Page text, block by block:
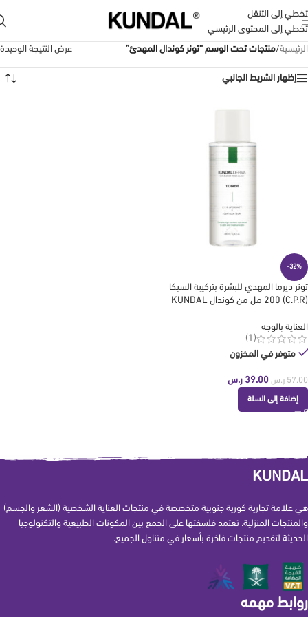
تخطي إلى التنقل
تخطي إلى المحتوى الرئيسي
الرئيسية/منتجات تحت الوسم “تونر كوندال المهدئ” عرض النتيجة الوحيدة
إظهار الشريط الجانبي
-32%
تونر ديرما المهدي للبشرة بتركيبة السيكا
(C.P.R) 200 مل من كوندال KUNDAL
العناية بالوجه
(1)
متوفر في المخزون
57.00 ر.س 39.00 ر.س
إضافة إلى السلة
KUNDAL
هي علامة تجارية كورية جنوبية متخصصة في منتجات العناية الشخصية (الشعر والجسم)
والمنتجات المنزلية. تعتمد فلسفتها على الجمع بين المكونات الطبيعية والتكنولوجيا
الحديثة لتقديم منتجات فاخرة بأسعار في متناول الجميع.
روابط مهمه